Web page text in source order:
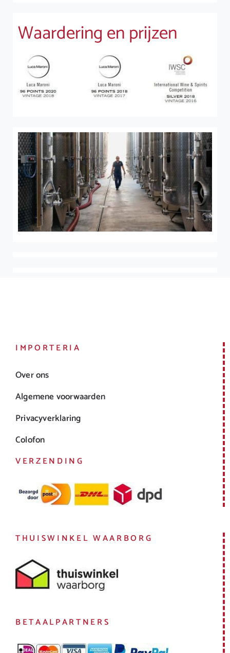
Waardering en prijzen
IMPORTERIA
Over ons
Algemene voorwaarden
Privacyverklaring
Colofon
VERZENDING
THUISWINKEL WAARBORG
BETAALPARTNERS